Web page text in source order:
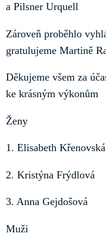
a Pilsner Urquell
Zároveň proběhlo
gratulujeme Martině
Děkujeme všem za
ke krásným výkonům
Ženy
1. Elisabeth Křenovská
2. Kristýna Frýdlová
3. Anna Gejdošová
Muži